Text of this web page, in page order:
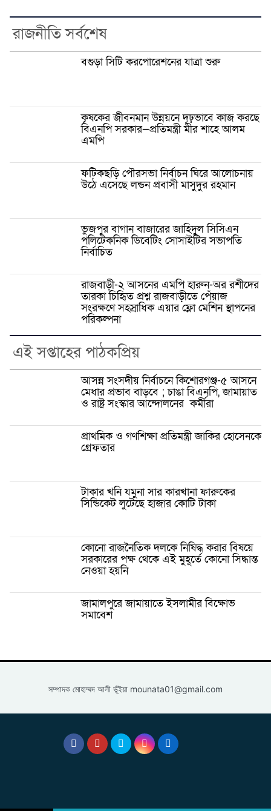
রাজনীতি সর্বশেষ
বগুড়া সিটি করপোরেশনের যাত্রা শুরু
কৃষকের জীবনমান উন্নয়নে দৃঢ়ভাবে কাজ করছে
বিএনপি সরকার—প্রতিমন্ত্রী মীর শাহে আলম
এমপি
ফটিকছড়ি পৌরসভা নির্বাচন ঘিরে আলোচনায়
উঠে এসেছে লন্ডন প্রবাসী মাসুদুর রহমান
ভুজপুর বাগান বাজারের জাহিদুল সিসিএন
পলিটেকনিক ডিবেটিং সোসাইটির সভাপতি
নির্বাচিত
রাজবাড়ী-২ আসনের এমপি হারুন-অর রশীদের
তারকা চিহিৃত প্রশ্ন রাজবাড়ীতে পেঁয়াজ
সংরক্ষণে সহস্রাধিক এয়ার ফ্লো মেশিন স্থাপনের
পরিকল্পনা
এই সপ্তাহের পাঠকপ্রিয়
আসন্ন সংসদীয় নির্বাচনে কিশোরগঞ্জ-৫ আসনে
মেধার প্রভাব বাড়বে ; চাঙা বিএনপি, জামায়াত
ও রাষ্ট্র সংস্কার আন্দোলনের কর্মীরা
প্রাথমিক ও গণশিক্ষা প্রতিমন্ত্রী জাকির হোসেনকে
গ্রেফতার
টাকার খনি যমুনা সার কারখানা ফারুকের
সিন্ডিকেট লুটেছে হাজার কোটি টাকা
কোনো রাজনৈতিক দলকে নিষিদ্ধ করার বিষয়ে
সরকারের পক্ষ থেকে এই মুহূর্তে কোনো সিদ্ধান্ত
নেওয়া হয়নি
জামালপুরে জামায়াতে ইসলামীর বিক্ষোভ
সমাবেশ
সম্পাদক মোহাম্মদ আলী ভূঁইয়া mounata01@gmail.com